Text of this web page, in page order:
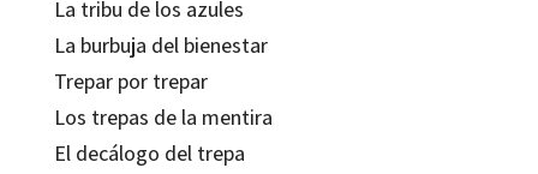
La tribu de los azules
La burbuja del bienestar
Trepar por trepar
Los trepas de la mentira
El decálogo del trepa